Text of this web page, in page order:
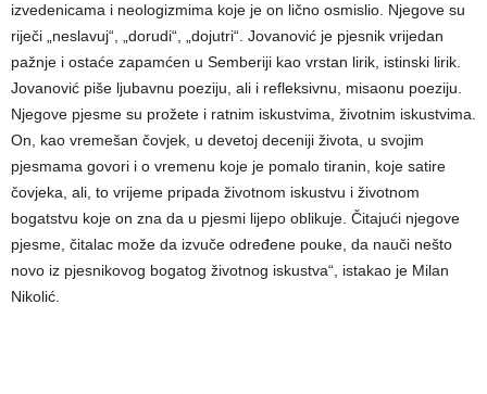
izvedenicama i neologizmima koje je on lično osmislio. Njegove su
riječi „neslavuj“, „dorudi“, „dojutri“. Jovanović je pjesnik vrijedan
pažnje i ostaće zapamćen u Semberiji kao vrstan lirik, istinski lirik.
Jovanović piše ljubavnu poeziju, ali i refleksivnu, misaonu poeziju.
Njegove pjesme su prožete i ratnim iskustvima, životnim iskustvima.
On, kao vremešan čovjek, u devetoj deceniji života, u svojim
pjesmama govori i o vremenu koje je pomalo tiranin, koje satire
čovjeka, ali, to vrijeme pripada životnom iskustvu i životnom
bogatstvu koje on zna da u pjesmi lijepo oblikuje. Čitajući njegove
pjesme, čitalac može da izvuče određene pouke, da nauči nešto
novo iz pjesnikovog bogatog životnog iskustva“, istakao je Milan
Nikolić.